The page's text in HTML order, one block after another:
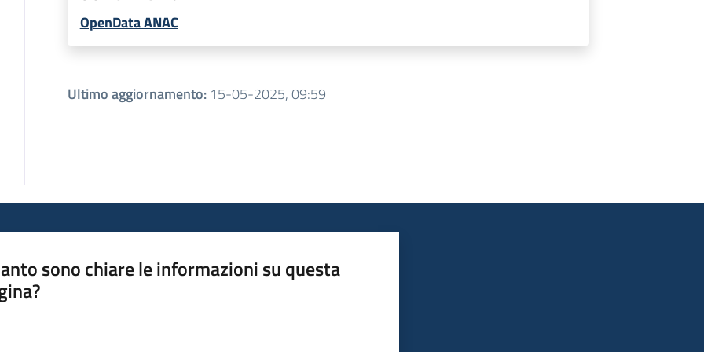
OpenData ANAC
Ultimo aggiornamento: 15-05-2025, 09:59
sono chiare le informazioni su questa